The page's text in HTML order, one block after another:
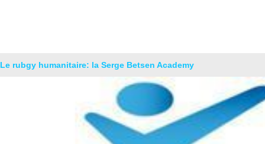
Le rubgy humanitaire: la Serge Betsen Academy